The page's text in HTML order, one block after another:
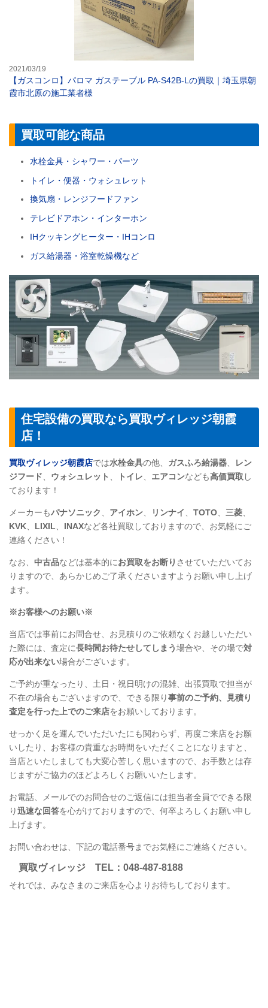
2021/03/19
【ガスコンロ】パロマ ガステーブル PA-S42B-Lの買取｜埼玉県朝
霞市北原の施工業者様
買取可能な商品
水栓金具・シャワー・パーツ
トイレ・便器・ウォシュレット
換気扇・レンジフードファン
テレビドアホン・インターホン
IHクッキングヒーター・IHコンロ
ガス給湯器・浴室乾燥機など
住宅設備の買取なら買取ヴィレッジ朝霞
店！
買取ヴィレッジ朝霞店では水栓金具の他、 ガスふろ給湯器
レン
ジフード
ウォシュレット トイレ エアコンなども高価買取 し
ております！
メーカーもパナソニック アイホン リンナイ TOTO 三菱
KVK
LIXIL INAXなど各社買取しておりますので、お気軽にご
連絡ください！
なお、 中古品などは基本的にお買取をお断り させていただいてお
りますので、あらかじめご了承くださいますようお願い申し上げ
ます。
※お客様へのお願い※
当店では事前にお問合せ、お見積りのご依頼なくお越しいただい
た際には、査定に長時間お待たせしてしまう場合や、その場で対
応が出来ない場合がございます。
ご予約が重なったり、土日・祝日明けの混雑、出張買取で担当が
不在の場合もございますので、できる限り事前のご予約、見積り
査定を行った上でのご来店をお願いしております。
せっかく足を運んでいただいたにも関わらず、再度ご来店をお願
いしたり、お客様の貴重なお時間をいただくことになりますと、
当店といたしましても大変心苦しく思いますので、お手数とは存
じますがご協力のほどよろしくお願いいたします。
お電話、メールでのお問合せのご返信には担当者全員でできる限
り迅速な回答を心がけておりますので、何卒よろしくお願い申し
上げます。
お問い合わせは、下記の電話番号までお気軽にご連絡ください。
買取ヴィレッジ TEL ：048-487-8188
それでは、みなさまのご来店を心よりお待ちしております。